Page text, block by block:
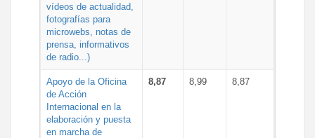
vídeos de actualidad,
fotografías para
microwebs, notas de
prensa, informativos
de radio...)
Apoyo de la Oficina
de Acción
Internacional en la
elaboración y puesta
en marcha de
8,87 8,99 8,87